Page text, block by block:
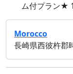
ム付プラン★
Morocco
長崎県西彼杵郡